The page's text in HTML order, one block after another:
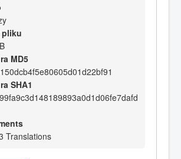
pliku
MD5
SHA1
Translations